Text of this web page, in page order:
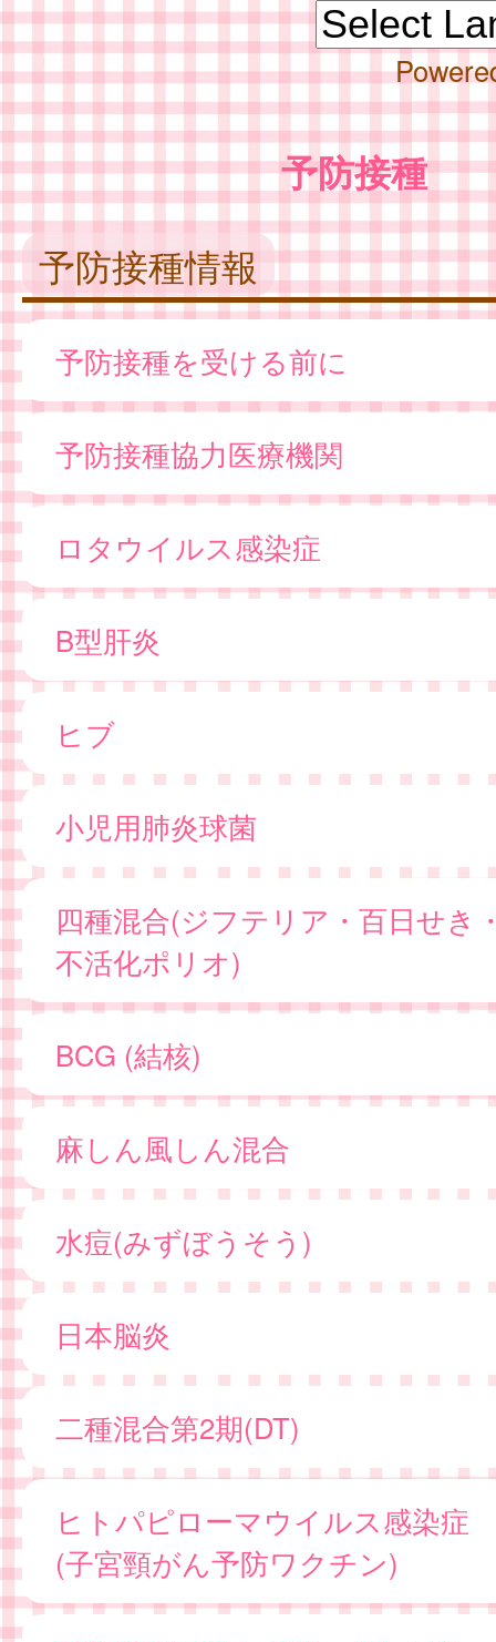
予防接種
予防接種情報
予防接種を受ける前に
予防接種協力医療機関
ロタウイルス感染症
B型肝炎
ヒブ
小児用肺炎球菌
四種混合(ジフテリア・百日せき
不活化ポリオ)
BCG (結核)
麻しん風しん混合
水痘(みずぼうそう)
日本脳炎
二種混合第2期(DT)
ヒトパピローマウイルス感染症
(子宮頸がん予防ワクチン)